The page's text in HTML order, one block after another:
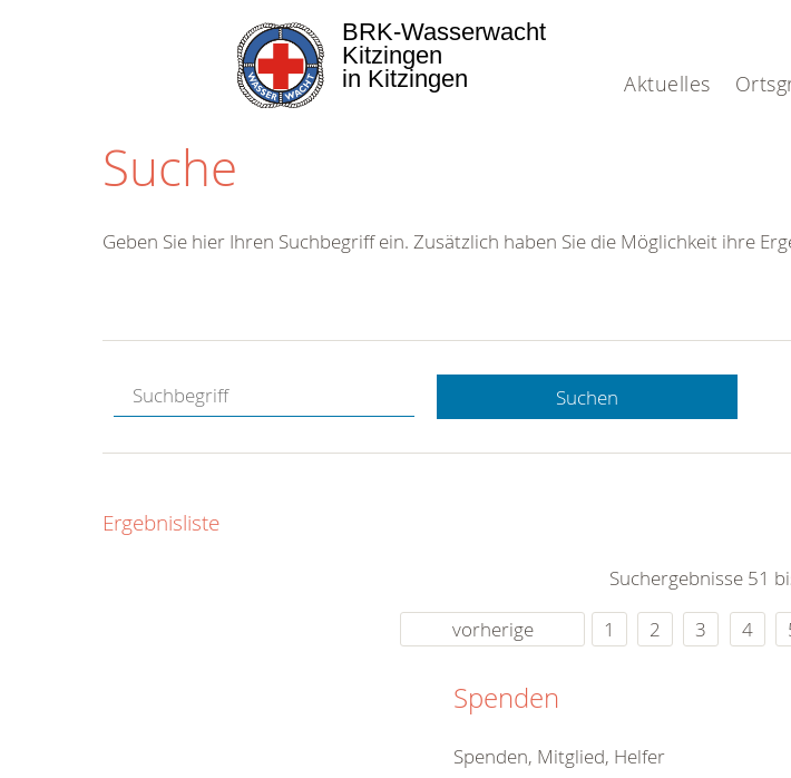
Aktuelles
BRK-Wasserwacht
Kitzingen
in Kitzingen
Suche
Hotline.
gerne.
rund um die Uhr
Geben Sie hier Ihren Suchbegriff ein. Zusätzlich haben Sie die Möglichkeit ihre
Suchen
Ergebnisliste
Suchergebnisse 51
vorherige
1 2 3 4
Spenden
Spenden, Mitglied, Helfer